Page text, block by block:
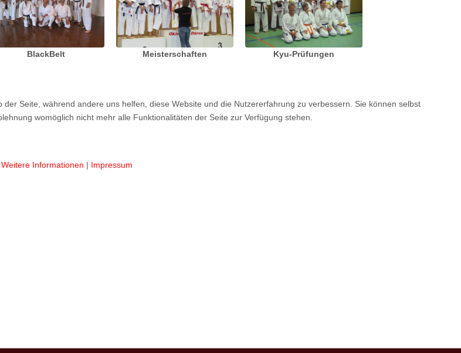
BlackBelt Meisterschaften Kyu-Prüfungen
Seite, während andere uns helfen, diese Website und die Nutzererfahrung zu verbessern. Sie können selbst
womöglich nicht mehr alle Funktionalitäten der Seite zur Verfügung stehen.
Weitere Informationen | Impressum